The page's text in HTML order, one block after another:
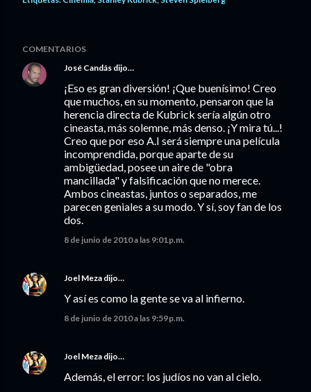
COMENTARIOS
José Candás dijo…
¡Eso es gran diversión! ¡Que buenísimo! Creo
que muchos, en su momento, pensaron que la
herencia directa de Kubrick sería algún otro
cineasta, más solemne, más denso. ¡Y mira tú...!
Creo que por eso A.I será siempre una película
incomprendida, porque aparte de su
ambigüedad, posee un aire de "obra
mancillada" y falsificación que no merece.
Ambos cineastas, juntos o separados, me
parecen geniales a su modo. Y sí, soy fan de los
dos.
8 de junio de 2010 a las 9:01 p.m.
Joel Meza dijo…
Y así es como la gente se va al infierno.
8 de junio de 2010 a las 9:59 p.m.
Joel Meza dijo…
Además, el error: los judíos no van al cielo.